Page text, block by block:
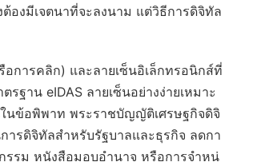
องมีเจตนาที่จะลงนาม แต่วิธีการดิจิทัล
การคลิก) และลายเซ็นอิเล็กทรอนิกส์ที่
ฐาน eIDAS ลายเซ็นอย่างง่ายเหมาะ
นข้อพิพาท พระราชบัญญัติเศรษฐกิจดิจิ
ารดิจิทัลสำหรับรัฐบาลและธุรกิจ ลดกา
รรม หนังสือมอบอำนาจ หรือการจำหน่